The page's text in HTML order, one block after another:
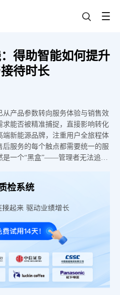
得助智能如何提升
待时长
从产品参数转向服务体验与销售效
能否被精准捕捉，直接影响转化
新能源品牌，注重用户全旅程体
服务的每个触点都需要统一的服
是一个“黑盒”——管理者无法追溯
检系统